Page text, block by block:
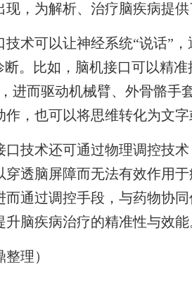
为解析、治疗脑疾病提供
可以让神经系统“说话”，
断。比如，脑机接口可以精
进而驱动机械臂、外骨骼手
，也可以将思维转化为文
术还可通过物理调控技术
穿透脑屏障而无法有效作用
而通过调控手段，与药物协
脑疾病治疗的精准性与效能
理）